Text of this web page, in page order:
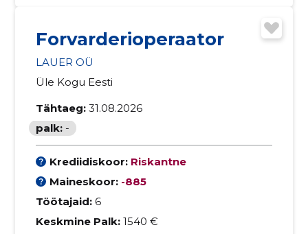
Forvarderioperaator
LAUER OÜ
Üle Kogu Eesti
Tähtaeg: 31.08.2026
palk: -
Krediidiskoor: Riskantne
Maineskoor: -885
Töötajaid: 6
Keskmine Palk: 1540 €